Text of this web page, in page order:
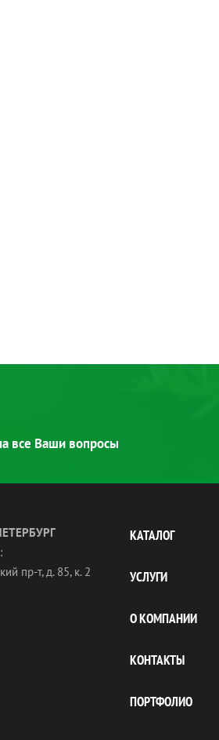
все Ваши вопросы
пр-т, д. 85, к. 2
КАТАЛОГ
УСЛУГИ
О КОМПАНИИ
КОНТАКТЫ
ПОРТФОЛИО